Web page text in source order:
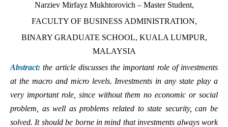
Narziev Mirfayz Mukhtorovich – Master Student,
FACULTY OF BUSINESS ADMINISTRATION,
BINARY GRADUATE SCHOOL, KUALA LUMPUR,
MALAYSIA
Abstract: the article discusses the important role of investments
at the macro and micro levels. Investments in any state play a
very important role, since without them no economic or social
problem, as well as problems related to state security, can be
solved. It should be borne in mind that investments always work